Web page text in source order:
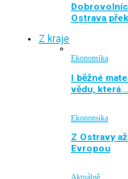
Ostrava
Z kraje
Ekonomika
I běžné
vědu, která…
Ekonomika
Z Ostravy
Evropou
Aktuálně